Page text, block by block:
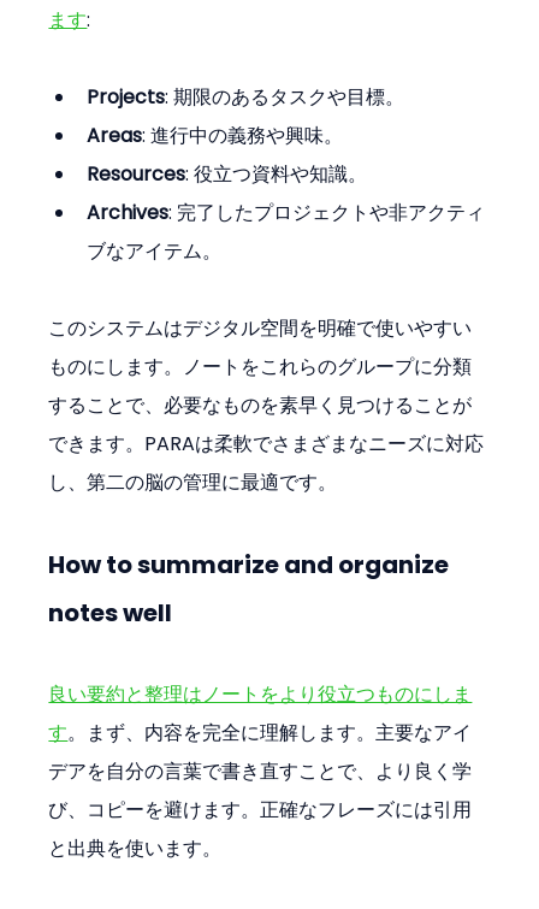
ます:
Projects: 期限のあるタスクや目標。
Areas: 進行中の義務や興味。
Resources: 役立つ資料や知識。
Archives: 完了したプロジェクトや非アクティ
ブなアイテム。
このシステムはデジタル空間を明確で使いやすい
ものにします。ノートをこれらのグループに分類
することで、必要なものを素早く見つけることが
できます。PARAは柔軟でさまざまなニーズに対応
し、第二の脳の管理に最適です。
How to summarize and organize
notes well
良い要約と整理はノートをより役立つものにしま
す。まず、内容を完全に理解します。主要なアイ
デアを自分の言葉で書き直すことで、より良く学
び、コピーを避けます。正確なフレーズには引用
と出典を使います。